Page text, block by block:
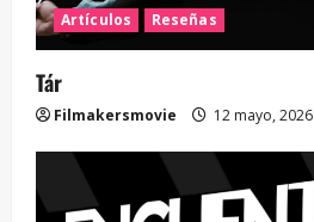
Artículos Reseñas
Tár
Filmakersmovie 12 mayo, 2026